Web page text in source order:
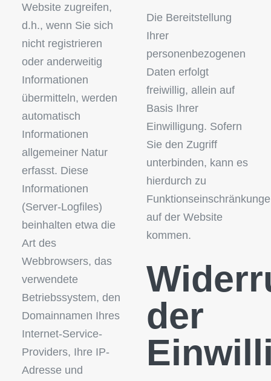
Website zugreifen,
d.h., wenn Sie sich
nicht registrieren
oder anderweitig
Informationen
übermitteln, werden
automatisch
Informationen
allgemeiner Natur
erfasst. Diese
Informationen
(Server-Logfiles)
beinhalten etwa die
Art des
Webbrowsers, das
verwendete
Betriebssystem, den
Domainnamen Ihres
Internet-Service-
Providers, Ihre IP-
Adresse und
Die Bereitstellung
Ihrer
personenbezogenen
Daten erfolgt
freiwillig, allein auf
Basis Ihrer
Einwilligung. Sofern
Sie den Zugriff
unterbinden, kann es
hierdurch zu
auf der Website
kommen.
der